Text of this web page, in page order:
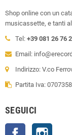
Shop online con un
musicassette, e tanti
Tel: +39 081 26 76
Email:
Indirizzo: V.co
Partita Iva:
SEGUICI
Facebook